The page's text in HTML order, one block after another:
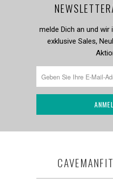
melde Dich an und
exklusive Sales,